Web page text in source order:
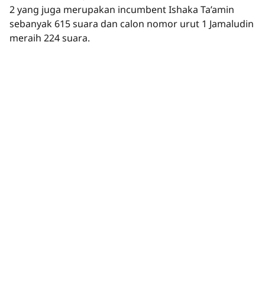
2 yang juga merupakan incumbent Ishaka Ta’amin
sebanyak 615 suara dan calon nomor urut 1 Jamaludin
meraih 224 suara.